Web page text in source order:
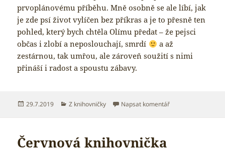
prvoplánovému příběhu. Mně osobně se ale líbí, jak
je zde psí život vylíčen bez příkras a je to přesně ten
pohled, který bych chtěla Olímu předat – že pejsci
občas i zlobí a neposlouchají, smrdí
a až
zestárnou, tak umřou, ale zároveň soužití s nimi
přináší i radost a spoustu zábavy.
Publikováno:
29.7.2019 Rubriky:
Z knihovničky Napsat komentářpro text s názvem
Červnová knihovnička